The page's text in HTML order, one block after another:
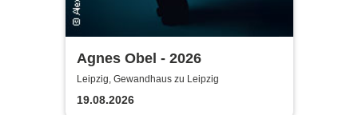
Agnes Obel - 2026
Leipzig, Gewandhaus zu Leipzig
19.08.2026